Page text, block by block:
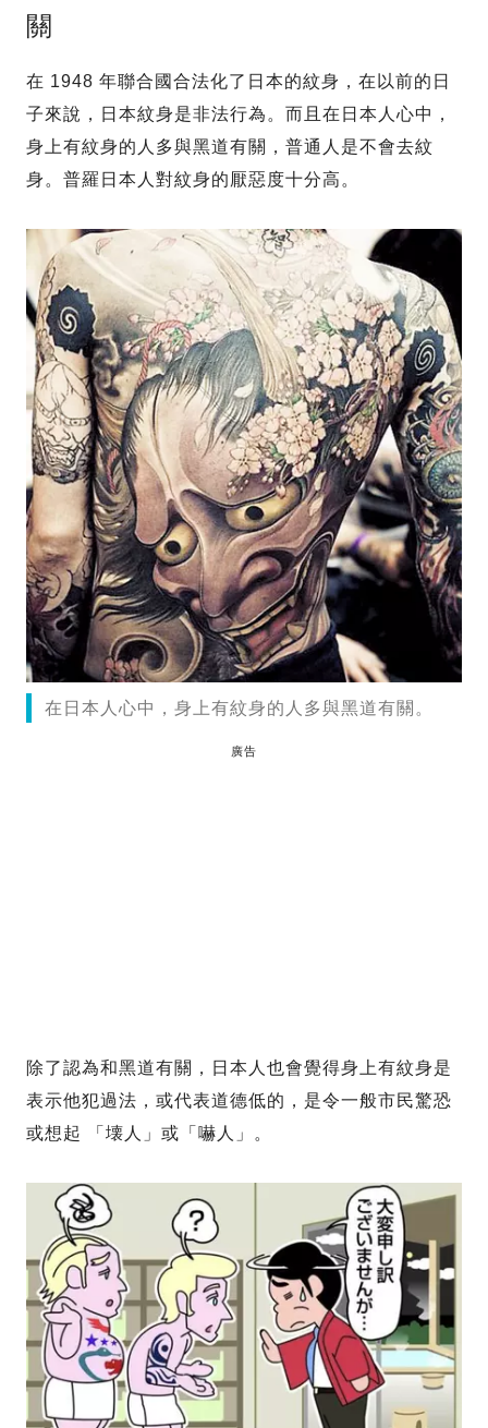
關
在 1948 年聯合國合法化了日本的紋身，在以前的日
子來說，日本紋身是非法行為。而且在日本人心中，
身上有紋身的人多與黑道有關，普通人是不會去紋
身。普羅日本人對紋身的厭惡度十分高。
在日本人心中，身上有紋身的人多與黑道有關。
廣告
除了認為和黑道有關，日本人也會覺得身上有紋身是
表示他犯過法，或代表道德低的，是令一般市民驚恐
或想起 「壊人」或「嚇人」。